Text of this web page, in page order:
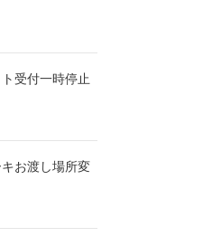
受付一時停止
お渡し場所変